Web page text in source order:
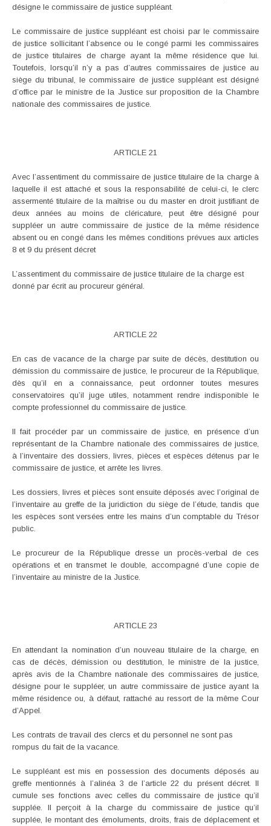
désigne le commissaire de justice suppléant.
Le commissaire de justice suppléant est choisi par le commissaire
de justice sollicitant l’absence ou le congé parmi les commissaires
de justice titulaires de charge ayant la même résidence que lui.
Toutefois, lorsqu’il n’y a pas d’autres commissaires de justice au
siège du tribunal, le commissaire de justice suppléant est désigné
d’office par le ministre de la Justice sur proposition de la Chambre
nationale des commissaires de justice.
ARTICLE 21
Avec l’assentiment du commissaire de justice titulaire de la charge à
laquelle il est attaché et sous la responsabilité de celui-ci, le clerc
assermenté titulaire de la maîtrise ou du master en droit justifiant de
deux années au moins de cléricature, peut être désigné pour
suppléer un autre commissaire de justice de la même résidence
absent ou en congé dans les mêmes conditions prévues aux articles
8 et 9 du présent décret
L’assentiment du commissaire de justice titulaire de la charge est
donné par écrit au procureur général.
ARTICLE 22
En cas de vacance de la charge par suite de décès, destitution ou
démission du commissaire de justice, le procureur de la République,
dès qu’il en a connaissance, peut ordonner toutes mesures
conservatoires qu’il juge utiles, notamment rendre indisponible le
compte professionnel du commissaire de justice.
Il fait procéder par un commissaire de justice, en présence d’un
représentant de la Chambre nationale des commissaires de justice,
à l’inventaire des dossiers, livres, pièces et espèces détenus par le
commissaire de justice, et arrête les livres.
Les dossiers, livres et pièces sont ensuite déposés avec l’original de
l’inventaire au greffe de la juridiction du siège de l’étude, tandis que
les espèces sont versées entre les mains d’un comptable du Trésor
public.
Le procureur de la République dresse un procès-verbal de ces
opérations et en transmet le double, accompagné d’une copie de
l’inventaire au ministre de la Justice.
ARTICLE 23
En attendant la nomination d’un nouveau titulaire de la charge, en
cas de décès, démission ou destitution, le ministre de la justice,
après avis de la Chambre nationale des commissaires de justice,
désigne pour le suppléer, un autre commissaire de justice ayant la
même résidence ou, à défaut, rattaché au ressort de la même Cour
d’Appel.
Les contrats de travail des clercs et du personnel ne sont pas
rompus du fait de la vacance.
Le suppléant est mis en possession des documents déposés au
greffe mentionnés à l’alinéa 3 de l’article 22 du présent décret. Il
cumule ses fonctions avec celles du commissaire de justice qu’il
supplée. Il perçoit à la charge du commissaire de justice qu’il
supplée, le montant des émoluments, droits, frais de déplacement et